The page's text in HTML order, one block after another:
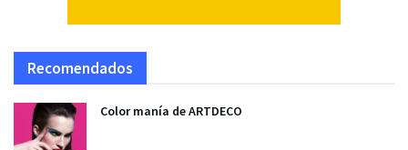
Recomendados
Color manía de ARTDECO